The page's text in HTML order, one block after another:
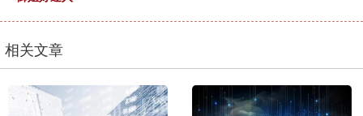
相关文章